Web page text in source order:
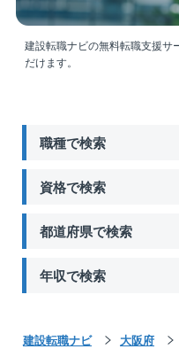
国土交通省の「長期優
や脱炭素社会の実現に
保のために市場は今後
す。
【福利厚生】
暇制度など福利厚生の
【同社について】
に奉仕する」を経営方
にも取り組んでいます。
建設転職ナビの無料転職支援サ
だけます。
職種で検索
資格で検索
都道府県で検索
年収で検索
建設転職ナビ 大阪府